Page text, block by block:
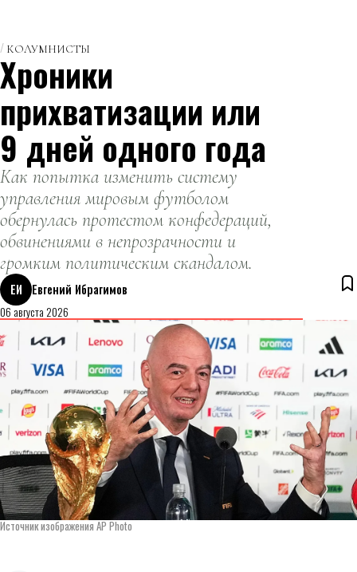
КОЛУМНИСТЫ
Хроники
прихватизации или
9 дней одного года
Как попытка изменить систему
управления мировым футболом
обернулась протестом конфедераций,
обвинениями в непрозрачности и
громким политическим скандалом.
ЕИ
Евгений Ибрагимов
06 августа 2026
Источник изображения AP Photo